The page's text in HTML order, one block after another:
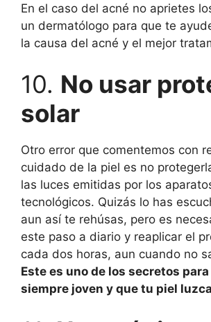
En el caso del acné no aprietes
un dermatólogo para que te
la causa del acné y el mejor
10. No usar
solar
Otro error que comentemos con
cuidado de la piel es no
las luces emitidas por los
tecnológicos. Quizás lo has
aun así te rehúsas, pero es
este paso a diario y reaplicar el
cada dos horas, aun cuando no
Este es uno de los secretos
siempre joven y que tu piel